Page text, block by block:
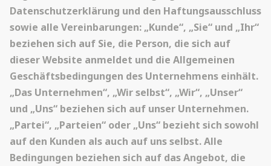
Datenschutzerklärung und den Haftungsausschluss
sowie alle Vereinbarungen: „Kunde“, „Sie“ und „Ihr“
beziehen sich auf Sie, die Person, die sich auf
dieser Website anmeldet und die Allgemeinen
Geschäftsbedingungen des Unternehmens einhält.
„Das Unternehmen“, „Wir selbst“, „Wir“, „Unser“
und „Uns“ beziehen sich auf unser Unternehmen.
„Partei“, „Parteien“ oder „Uns“ bezieht sich sowohl
auf den Kunden als auch auf uns selbst. Alle
Bedingungen beziehen sich auf das Angebot, die